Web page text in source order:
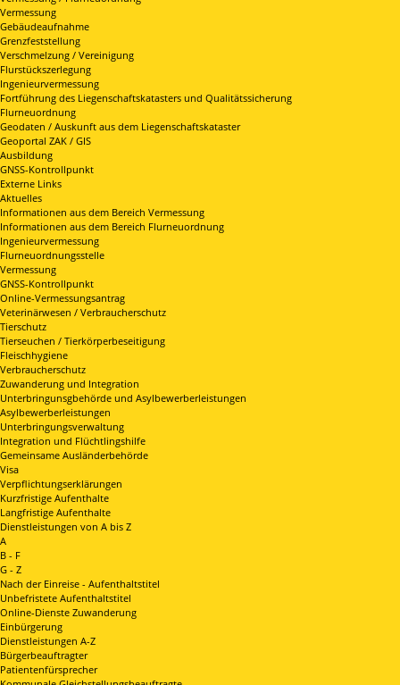
Vermessung
Gebäudeaufnahme
Grenzfeststellung
Verschmelzung / Vereinigung
Flurstückszerlegung
Ingenieurvermessung
Fortführung des Liegenschaftskatasters und Qualitätssicherung
Flurneuordnung
Geodaten / Auskunft aus dem Liegenschaftskataster
Geoportal ZAK / GIS
Ausbildung
GNSS-Kontrollpunkt
Externe Links
Aktuelles
Informationen aus dem Bereich Vermessung
Informationen aus dem Bereich Flurneuordnung
Ingenieurvermessung
Flurneuordnungsstelle
Vermessung
GNSS-Kontrollpunkt
Online-Vermessungsantrag
Veterinärwesen / Verbraucherschutz
Tierschutz
Tierseuchen / Tierkörperbeseitigung
Fleischhygiene
Verbraucherschutz
Zuwanderung und Integration
Unterbringunsgbehörde und Asylbewerberleistungen
Asylbewerberleistungen
Unterbringungsverwaltung
Integration und Flüchtlingshilfe
Gemeinsame Ausländerbehörde
Visa
Verpflichtungserklärungen
Kurzfristige Aufenthalte
Langfristige Aufenthalte
Dienstleistungen von A bis Z
A
B - F
G - Z
Nach der Einreise - Aufenthaltstitel
Unbefristete Aufenthaltstitel
Online-Dienste Zuwanderung
Einbürgerung
Dienstleistungen A-Z
Bürgerbeauftragter
Patientenfürsprecher